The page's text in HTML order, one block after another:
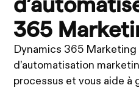
365
Dynamics 365
d’automatisation
processus et vous aide à